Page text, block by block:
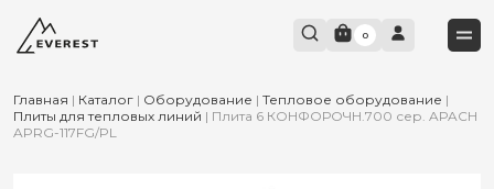
0
Главная | Каталог | Оборудование | Тепловое оборудование |
Плиты для тепловых линий | Плита 6 КОНФОРОЧН.700 сер. APACH
APRG-117FG/PL